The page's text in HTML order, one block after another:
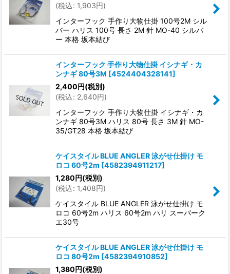
(税込: 1,903円)
インターフック 手作り大物仕掛 100号2M シル
バー ハリス 100号 長さ 2M 針 MO-40 シルバ
ー 本格 坂本結び
インターフック 手作り大物仕掛 イシナギ・カ
ンナギ 80号3M [4524404328141]
2,400円(税別)
(税込: 2,640円)
インターフック 手作り大物仕掛 イシナギ・カ
ンナギ 80号3M ハリス 80号 長さ 3M 針 MO-
35/GT28 本格 坂本結び
ケイスタイル BLUE ANGLER 泳がせ仕掛け モ
ロコ 60号2m [4582394911217]
1,280円(税別)
(税込: 1,408円)
ケイスタイル BLUE ANGLER 泳がせ仕掛け モ
ロコ 60号2m ハリス 60号2m ハリ スーパーク
エ30号
ケイスタイル BLUE ANGLER 泳がせ仕掛け モ
ロコ 80号2m [4582394910852]
1,380円(税別)